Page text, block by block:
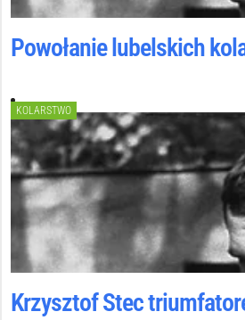
Powołanie lubelskich
KOLARSTWO
Krzysztof Stec